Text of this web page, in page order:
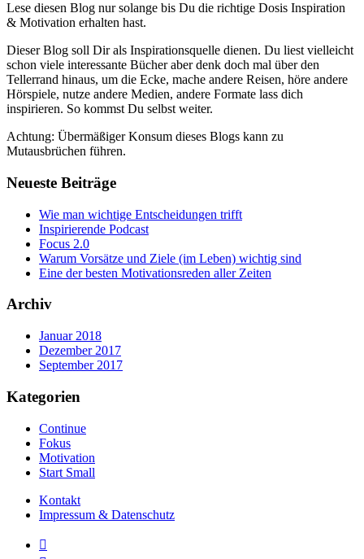
Lese diesen Blog nur solange bis Du die richtige Dosis Inspiration
& Motivation erhalten hast.
Dieser Blog soll Dir als Inspirationsquelle dienen. Du liest vielleicht
schon viele interessante Bücher aber denk doch mal über den
Tellerrand hinaus, um die Ecke, mache andere Reisen, höre andere
Hörspiele, nutze andere Medien, andere Formate lass dich
inspirieren. So kommst Du selbst weiter.
Achtung: Übermäßiger Konsum dieses Blogs kann zu
Mutausbrüchen führen.
Neueste Beiträge
Wie man wichtige Entscheidungen trifft
Inspirierende Podcast
Focus 2.0
Warum Vorsätze und Ziele (im Leben) wichtig sind
Eine der besten Motivationsreden aller Zeiten
Archiv
Januar 2018
Dezember 2017
September 2017
Kategorien
Continue
Fokus
Motivation
Start Small
Kontakt
Impressum & Datenschutz